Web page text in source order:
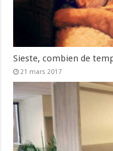
Sieste, combien de
21 mars 2017